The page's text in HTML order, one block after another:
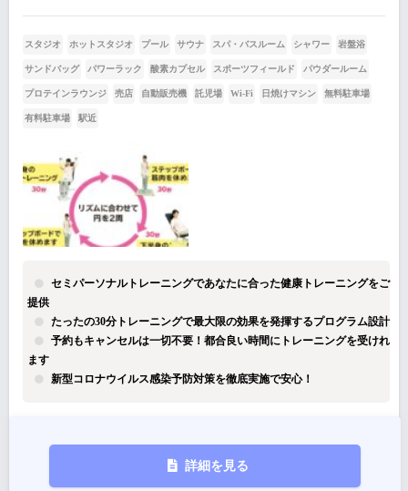
スタジオ ホットスタジオ プール サウナ スパ・バスルーム シャワー 岩盤浴
サンドバッグ パワーラック 酸素カプセル スポーツフィールド パウダールーム
プロテインラウンジ 売店 自動販売機 託児場 Wi-Fi 日焼けマシン 無料駐車場
有料駐車場 駅近
セミパーソナルトレーニングであなたに合った健康トレーニングをご
提供
たったの30分トレーニングで最大限の効果を発揮するプログラム設計
予約もキャンセルは一切不要！都合良い時間にトレーニングを受けれ
ます
新型コロナウイルス感染予防対策を徹底実施で安心！
詳細を見る